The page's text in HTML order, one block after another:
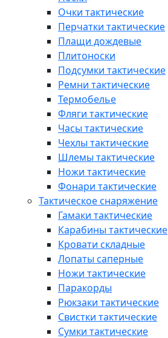
Очки тактические
Перчатки тактические
Плащи дождевые
Плитоноски
Подсумки тактические
Ремни тактические
Термобелье
Фляги тактические
Часы тактические
Чехлы тактические
Шлемы тактические
Ножи тактические
Фонари тактические
Тактическое снаряжение
Гамаки тактические
Карабины тактические
Кровати складные
Лопаты саперные
Ножи тактические
Паракорды
Рюкзаки тактические
Свистки тактические
Сумки тактические